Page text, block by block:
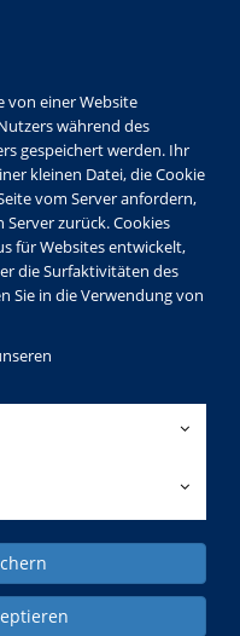
von einer Website
während des
gespeichert werden. Ihr
kleinen Datei, die Cookie
vom Server anfordern,
zurück. Cookies
für Websites entwickelt,
die Surfaktivitäten des
Sie in die Verwendung von